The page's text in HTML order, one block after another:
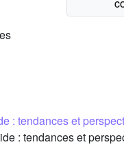
: tendances et
: tendances et